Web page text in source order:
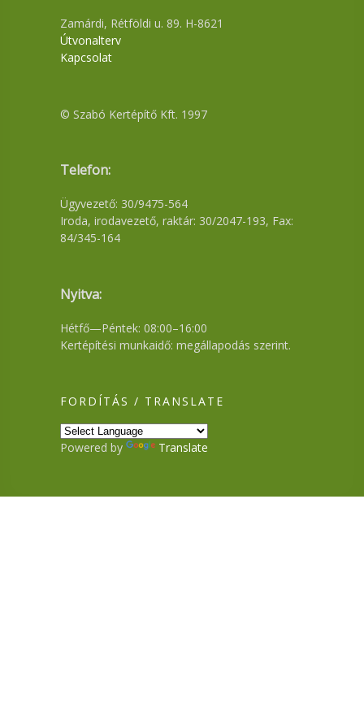
Zamárdi, Rétföldi u. 89. H-8621
Útvonalterv
Kapcsolat
© Szabó Kertépítő Kft. 1997
Telefon:
Ügyvezető: 30/9475-564
Iroda, irodavezető, raktár: 30/2047-193, Fax:
84/345-164
Nyitva:
Hétfő—Péntek: 08:00–16:00
Kertépítési munkaidő: megállapodás szerint.
FORDÍTÁS / TRANSLATE
Powered by Translate